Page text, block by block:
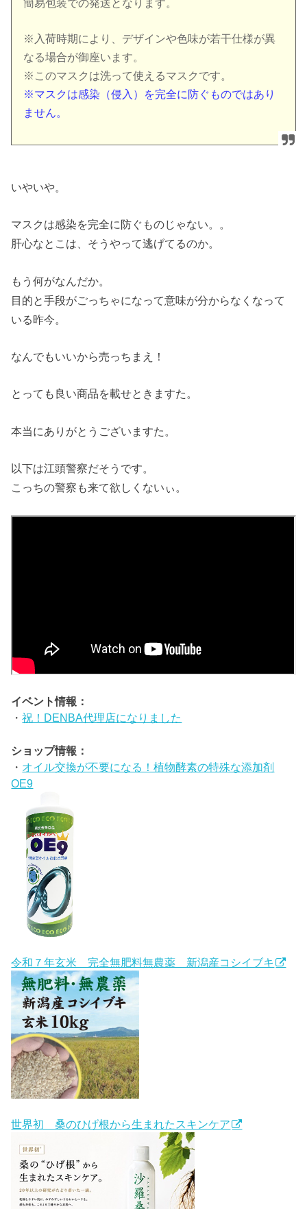
簡易包装での発送となります。
※入荷時期により、デザインや色味が若干仕様が異
なる場合が御座います。
※このマスクは洗って使えるマスクです。
※マスクは感染（侵入）を完全に防ぐものではあり
ません。
いやいや。
マスクは感染を完全に防ぐものじゃない。。
肝心なとこは、そうやって逃げてるのか。
もう何がなんだか。
目的と手段がごっちゃになって意味が分からなくなって
いる昨今。
なんでもいいから売っちまえ！
とっても良い商品を載せときますた。
本当にありがとうございますた。
以下は江頭警察だそうです。
こっちの警察も来て欲しくないぃ。
イベント情報：
・祝！DENBA代理店になりました
ショップ情報：
・ オイル交換が不要になる！植物酵素の特殊な添加剤
OE9
令和７年玄米 完全無肥料無農薬 新潟産コシイブキ
世界初 桑のひげ根から生まれたスキンケア